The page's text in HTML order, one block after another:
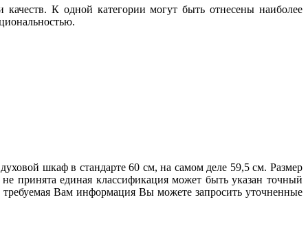
К одной категории могут быть отнесены наиболее
шкаф в стандарте 60 см, на самом деле 59,5 см. Размер
принята единая классификация может быть указан точный
требуемая Вам информация Вы можете запросить уточненные